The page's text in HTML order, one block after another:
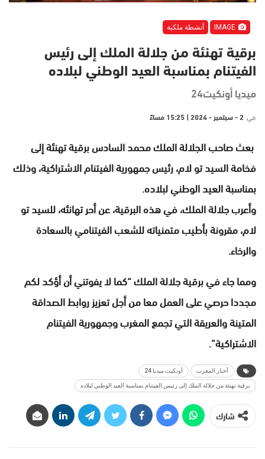
أنشطة ملكية
برقية تهنئة من جلالة الملك إلى رئيس
الفيتنام بمناسبة العيد الوطني لبلاده
ميديا أونكيت24
في 2 - سبتمبر - 2024 | 15:25 مساءً
بعث صاحب الجلالة الملك محمد السادس برقية تهنئة إلى
فخامة السيد تو لام، رئيس جمهورية الفيتنام الاشتراكية، وذلك
بمناسبة العيد الوطني لبلاده.
وأعرب جلالة الملك، في هذه البرقية، عن أحر تهانئه، للسيد تو
لام، مقرونة بأطيب متمنياته للشعب الفيتنامي بالسعادة
والرخاء.
ومما جاء في برقية جلالة الملك “كما لا يفوتني أن أؤكد لكم
مجددا حرصي على العمل معا من أجل تعزيز روابط الصداقة
المتينة والعريقة التي تجمع المغرب وجمهورية الفيتنام
الاشتراكية”.
أخبار المغرب أونكيت ميديا 24
برقية تهنئة من جلالة الملك إلى رئيس الفيتنام بمناسبة العيد الوطني لبلاده
شارك